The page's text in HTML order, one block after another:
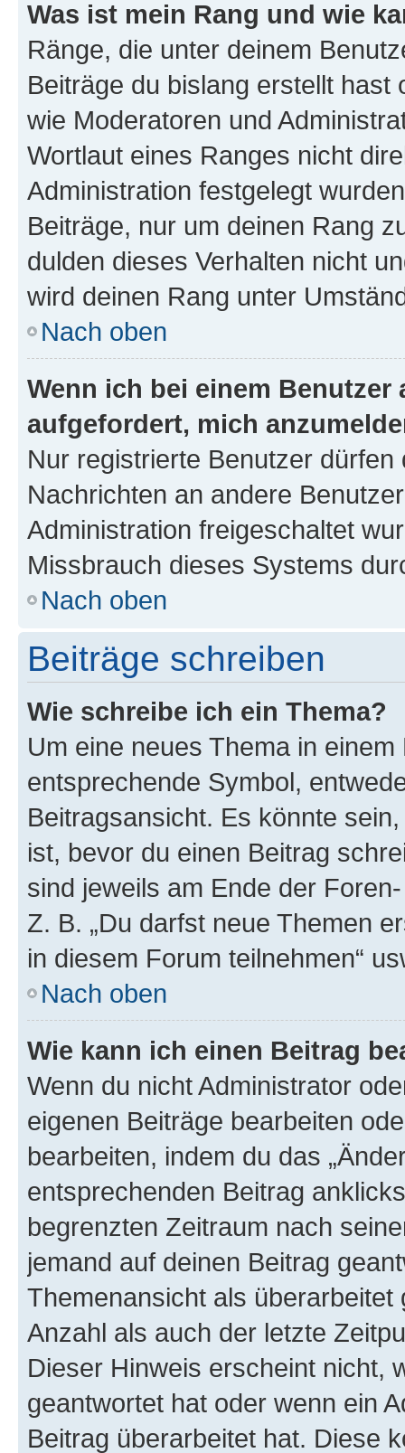
Was ist mein Rang und wie
Ränge, die unter deinem
Beiträge du bislang erstellt
wie Moderatoren und
Wortlaut eines Ranges nicht
Administration festgelegt
Beiträge, nur um deinen Rang
dulden dieses Verhalten nicht
wird deinen Rang unter
Nach oben
Wenn ich bei einem
aufgefordert, mich
Nur registrierte Benutzer
Nachrichten an andere
Administration freigeschaltet
Missbrauch dieses Systems
Nach oben
Beiträge schreiben
Wie schreibe ich ein Thema?
Um eine neues Thema in
entsprechende Symbol,
Beitragsansicht. Es könnte
ist, bevor du einen Beitrag
sind jeweils am Ende der
Z. B. „Du darfst neue Themen
in diesem Forum teilnehmen“
Nach oben
Wie kann ich einen Beitrag
Wenn du nicht Administrator
eigenen Beiträge bearbeiten
bearbeiten, indem du das
entsprechenden Beitrag
begrenzten Zeitraum nach
jemand auf deinen Beitrag
Themenansicht als
Anzahl als auch der letzte
Dieser Hinweis erscheint nicht,
geantwortet hat oder wenn ein
Beitrag überarbeitet hat. Diese